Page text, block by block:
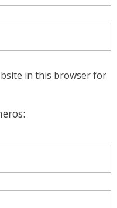
in this browser for